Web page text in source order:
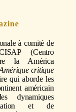
à comité de
(Centro
la América
critique
qui aborde les
américain
dynamiques
et de